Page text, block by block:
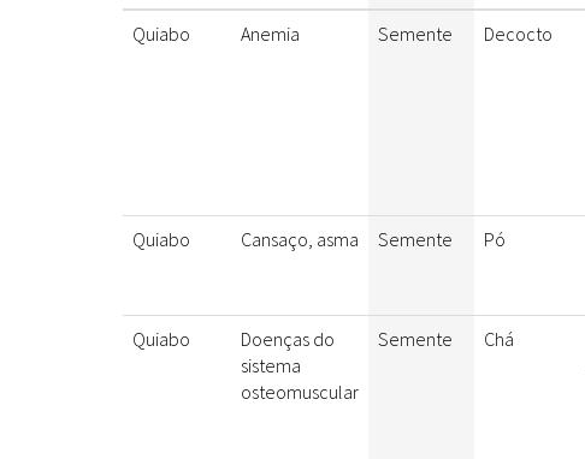
Quiabo
Anemia Semente Decocto
Quiabo Cansaço, asma Semente Pó
Quiabo
Doenças do
sistema
osteomuscular
Semente Chá